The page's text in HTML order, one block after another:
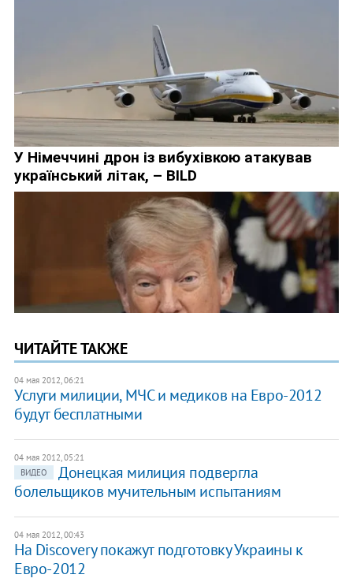
ЧИТАЙТЕ ТАКЖЕ
04 мая 2012, 06:21
Услуги милиции, МЧС и медиков на Евро-2012
будут бесплатными
04 мая 2012, 05:21
ВИДЕО
Донецкая милиция подвергла
болельщиков мучительным испытаниям
04 мая 2012, 00:43
На Discovery покажут подготовку Украины к
Евро-2012